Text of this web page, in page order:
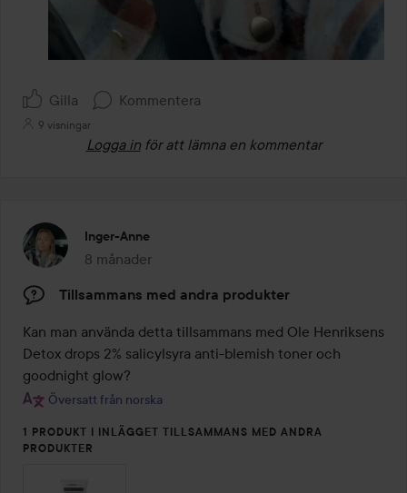
Gilla Kommentera
9 visningar
Logga in för att lämna en kommentar
Inger-Anne
8 månader
Inlägget skapades 8 månader
Tillsammans med andra produkter
Kan man använda detta tillsammans med Ole Henriksens
Detox drops 2% salicylsyra anti-blemish toner och
goodnight glow?
Översatt från norska
1 PRODUKT I INLÄGGET TILLSAMMANS MED ANDRA
PRODUKTER